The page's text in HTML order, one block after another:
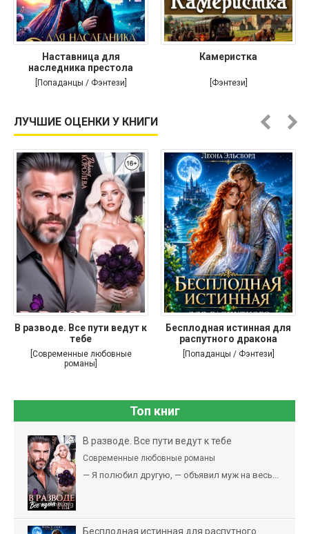
Наставница для
наследника престола
[Попаданцы / Фэнтези]
Камеристка
[Фэнтези]
ЛУЧШИЕ ОЦЕНКИ У КНИГИ
В разводе. Все пути ведут к
тебе
[Современные любовные
романы]
Бесплодная истинная для
распутного дракона
[Попаданцы / Фэнтези]
Топ книг
В разводе. Все пути ведут к тебе
Современные любовные романы
— Я полюбил другую, — объявил муж на весь...
Бесплодная истинная для распутного